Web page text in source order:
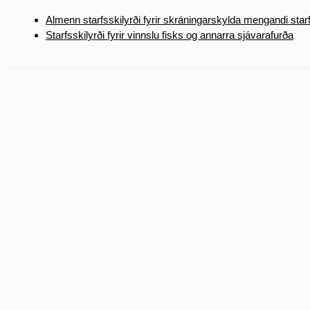
Almenn starfsskilyrði fyrir skráningarskylda mengandi
Starfsskilyrði fyrir vinnslu fisks og annarra sjávarafurða